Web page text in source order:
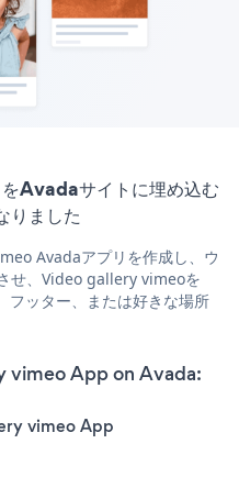
Avadaサイトに埋め込む
りました
Avadaアプリを作成し、ウ
せ、Video gallery vimeoを
フッター、または好きな場所
vimeo App on Avada:
vimeo App